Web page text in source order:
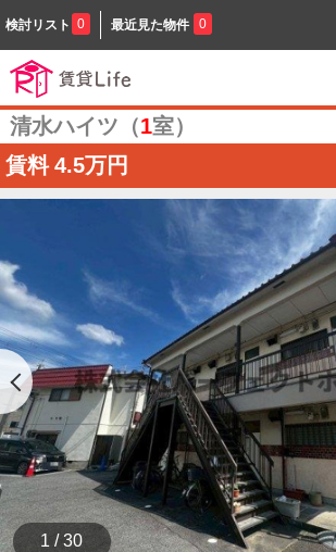
検討リスト 0 最近見た物件 0
清水ハイツ（1室）
賃料 4.5万円
1 / 30